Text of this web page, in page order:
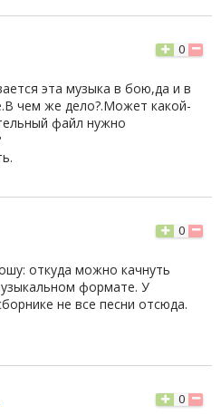
0
эта музыка в бою,да и в
чем же дело?.Может какой-
файл нужно
0
откуда можно качнуть
формате. У
не все песни отсюда.
0